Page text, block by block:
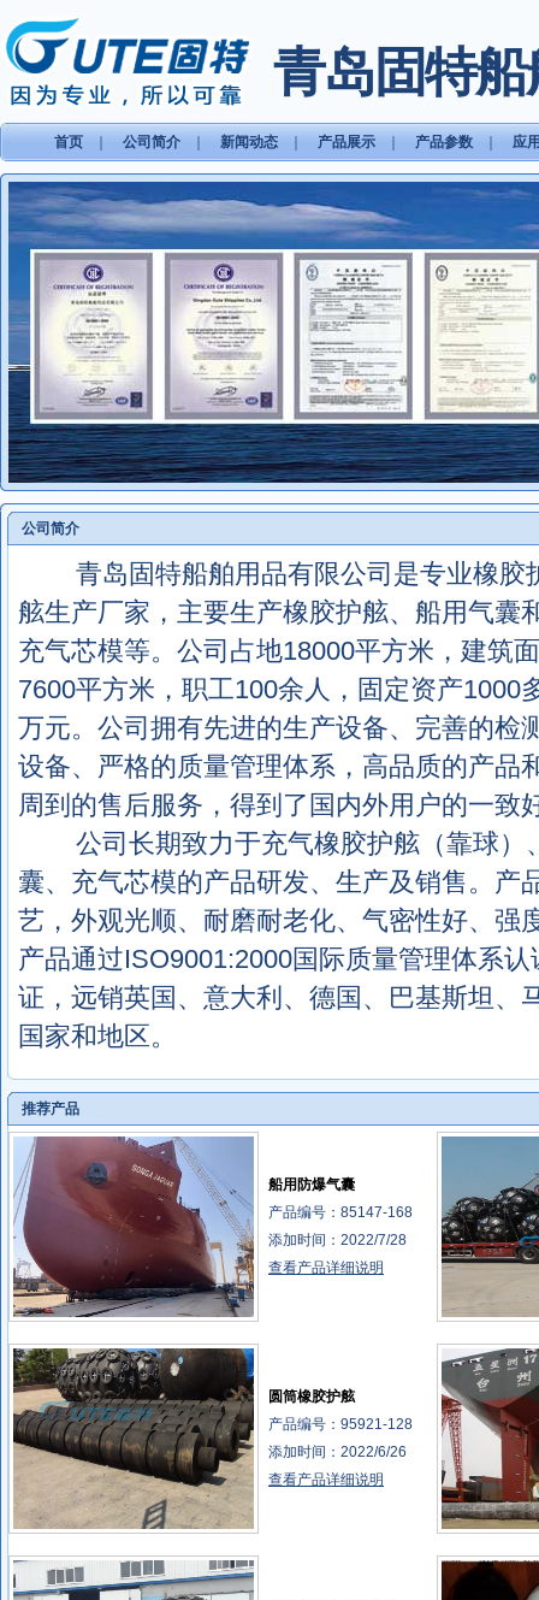
青岛固特
首页 公司简介 新闻动态 产品展示 产品参数 应
公司简介
青岛固特船舶用品有限公司是专业橡胶
舷生产厂家，主要生产橡胶护舷、船用气囊
充气芯模等。公司占地18000平方米，建筑
7600平方米，职工100余人，固定资产1000
万元。公司拥有先进的生产设备、完善的检
设备、严格的质量管理体系，高品质的产品
周到的售后服务，得到了国内外用户的一致
公司长期致力于充气橡胶护舷（靠球）
囊、充气芯模的产品研发、生产及销售。产
艺，外观光顺、耐磨耐老化、气密性好、强
产品通过ISO9001:2000国际质量管理体系
证，远销英国、意大利、德国、巴基斯坦、
国家和地区。
推荐产品
船用防爆气囊
产品编号：85147-168
添加时间：2022/7/28
查看产品详细说明
圆筒橡胶护舷
产品编号：95921-128
添加时间：2022/6/26
查看产品详细说明